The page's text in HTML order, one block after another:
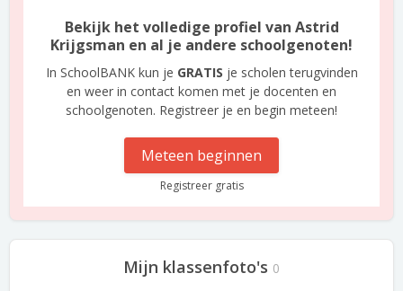
Bekijk het volledige profiel van Astrid
Krijgsman en al je andere schoolgenoten!
In SchoolBANK kun je GRATIS je scholen terugvinden
en weer in contact komen met je docenten en
schoolgenoten. Registreer je en begin meteen!
Meteen beginnen
Registreer gratis
Mijn klassenfoto's 0